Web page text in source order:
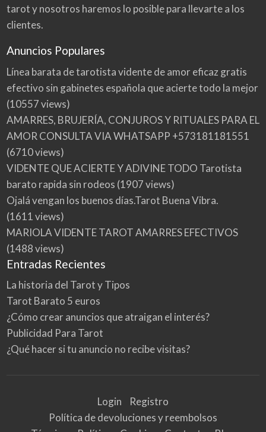
tarot y nosotros haremos lo posible para llevarte a los
clientes.
Anuncios Populares
Línea barata de tarotista vidente de amor eficaz gratis
efectivo sin gabinetes española que acierte todo la mejor
(10557 views)
AMARRES, BRUJERÍA, CONJUROS Y RITUALES PARA EL
AMOR CONSULTA VIA WHATSAPP +573181181551
(6710 views)
VIDENTE QUE ACIERTE Y ADIVINE TODO Tarotista
barato rapida sin rodeos (1907 views)
Ojalá vengan los buenos días.Tarot Buena Vibra.
(1611 views)
MARIOLA VIDENTE TAROT AMARRES EFECTIVOS
(1488 views)
Entradas Recientes
La historia del Tarot y Tipos
Tarot Barato 5 euros
¿Cómo crear anuncios que atraigan el interés?
Publicidad Para Tarot
¿Qué hacer si tu anuncio no recibe visitas?
Login
Registro
Política de devoluciones y reembolsos